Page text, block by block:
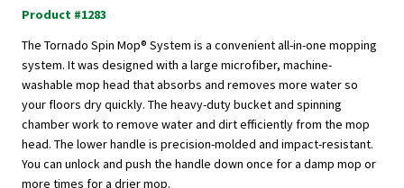
Product #1283
The Tornado Spin Mop® System is a convenient all-in-one mopping
system. It was designed with a large microfiber, machine-
washable mop head that absorbs and removes more water so
your floors dry quickly. The heavy-duty bucket and spinning
chamber work to remove water and dirt efficiently from the mop
head. The lower handle is precision-molded and impact-resistant.
You can unlock and push the handle down once for a damp mop or
more times for a drier mop.